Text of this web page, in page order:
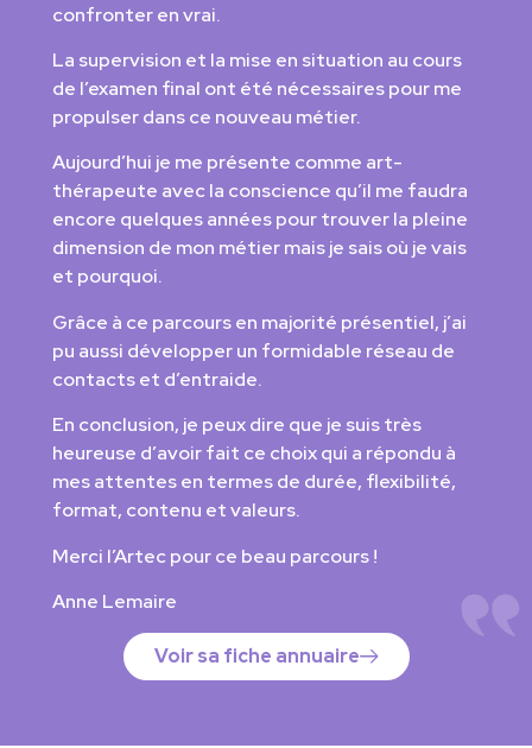
confronter en vrai.
La supervision et la mise en situation au cours
de l’examen final ont été nécessaires pour me
propulser dans ce nouveau métier.
Aujourd’hui je me présente comme art-
thérapeute avec la conscience qu’il me faudra
encore quelques années pour trouver la pleine
dimension de mon métier mais je sais où je vais
et pourquoi.
Grâce à ce parcours en majorité présentiel, j’ai
pu aussi développer un formidable réseau de
contacts et d’entraide.
En conclusion, je peux dire que je suis très
heureuse d’avoir fait ce choix qui a répondu à
mes attentes en termes de durée, flexibilité,
format, contenu et valeurs.
Merci l’Artec pour ce beau parcours !
Anne Lemaire
Voir sa fiche annuaire